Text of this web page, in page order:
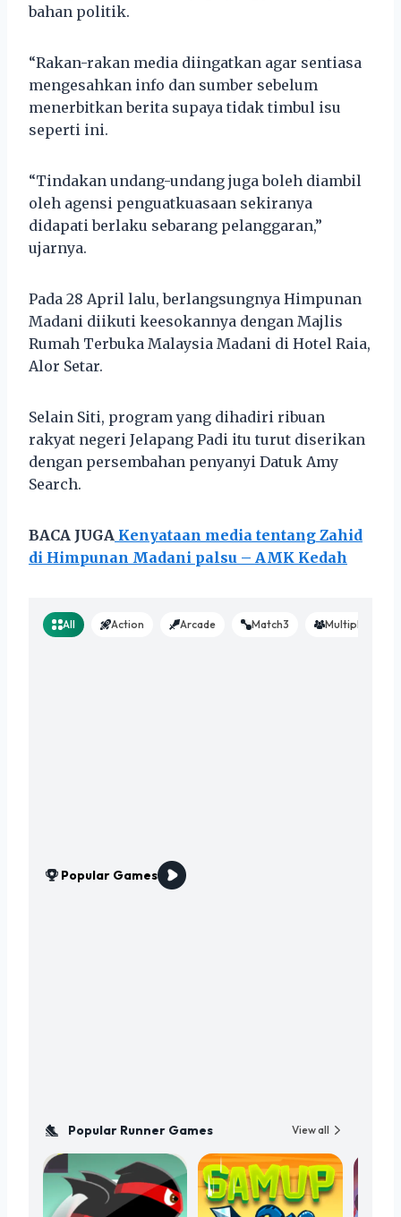
bahan politik.
“Rakan-rakan media diingatkan agar sentiasa
mengesahkan info dan sumber sebelum
menerbitkan berita supaya tidak timbul isu
seperti ini.
“Tindakan undang-undang juga boleh diambil
oleh agensi penguatkuasaan sekiranya
didapati berlaku sebarang pelanggaran,”
ujarnya.
Pada 28 April lalu, berlangsungnya Himpunan
Madani diikuti keesokannya dengan Majlis
Rumah Terbuka Malaysia Madani di Hotel Raia,
Alor Setar.
Selain Siti, program yang dihadiri ribuan
rakyat negeri Jelapang Padi itu turut diserikan
dengan persembahan penyanyi Datuk Amy
Search.
BACA JUGA Kenyataan media tentang Zahid
di Himpunan Madani palsu – AMK Kedah